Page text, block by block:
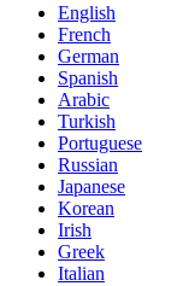
English
French
German
Spanish
Arabic
Turkish
Portuguese
Russian
Japanese
Korean
Irish
Greek
Italian